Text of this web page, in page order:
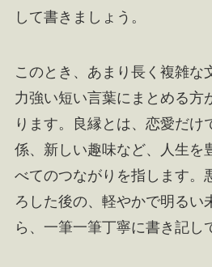
して書きましょう。
このとき、あまり長く複雑な
力強い短い言葉にまとめる方
ります。良縁とは、恋愛だけ
係、新しい趣味など、人生を
べてのつながりを指します。
ろした後の、軽やかで明るい
ら、一筆一筆丁寧に書き記し